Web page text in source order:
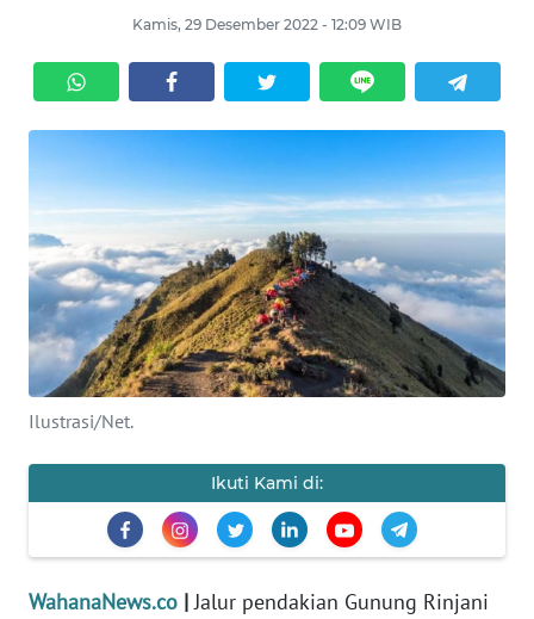
Kamis, 29 Desember 2022 - 12:09 WIB
Ilustrasi/Net.
Ikuti Kami di:
WahanaNews.co |Jalur pendakian Gunung Rinjani
KRIMINAL
EKUIN
SAINS-TEKNO
KESEHATAN
INTERNASIONAL
SERBA-SERBI
PENDIDIKAN
OLAHRAGA
OPINI